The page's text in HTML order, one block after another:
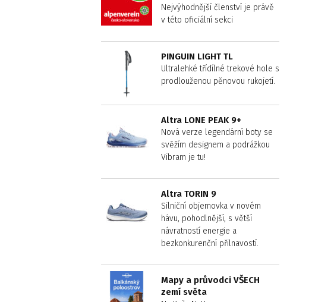
Nejvýhodnější členství je právě
v této oficiální sekci
PINGUIN LIGHT TL
Ultralehké třídílné trekové hole s
prodlouženou pěnovou rukojetí.
Altra LONE PEAK 9+
Nová verze legendární boty se
svěžím designem a podrážkou
Vibram je tu!
Altra TORIN 9
Silniční objemovka v novém
hávu, pohodlnější, s větší
návratností energie a
bezkonkurenční přilnavostí.
Mapy a průvodci VŠECH
zemí světa